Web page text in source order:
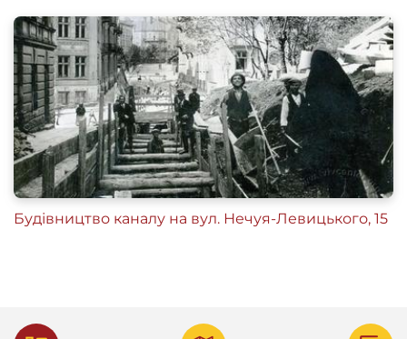
Будівництво каналу на вул. Нечуя-Левицького, 15